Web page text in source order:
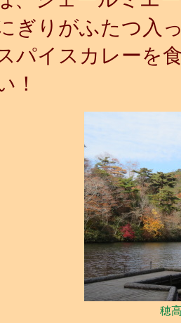
ぎりがふたつ入
パイスカレーを
！
穂